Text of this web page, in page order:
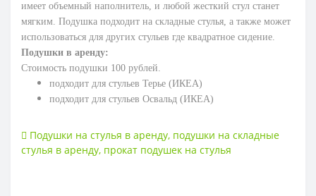
имеет объемный наполнитель, и любой жесткий стул станет
мягким. Подушка подходит на складные стулья, а также может
использоваться для других стульев где квадратное сидение.
Подушки в аренду:
Стоимость подушки 100 рублей.
подходит для стульев Терье (ИКЕА)
подходит для стульев Освальд (ИКЕА)
Подушки на стулья в аренду, подушки на складные
стулья в аренду, прокат подушек на стулья